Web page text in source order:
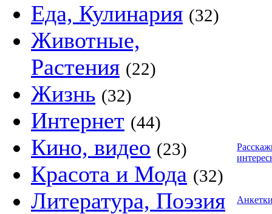
Еда, Кулинария (32)
Животные,
Растения (22)
Жизнь (32)
Интернет (44)
Кино, видео (23)
Красота и Мода (32)
Литература, Поэзия